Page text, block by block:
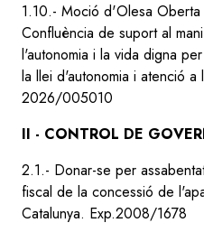
1.10.- Moció d'Olesa Oberta
Confluència de suport al
l'autonomia i la vida digna
la llei d'autonomia i atenció
2026/005010
II - CONTROL DE
2.1.- Donar-se per
fiscal de la concessió de
Catalunya. Exp.2008/1678